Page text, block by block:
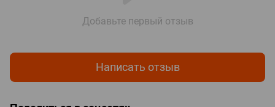
Добавьте первый отзыв
Написать отзыв